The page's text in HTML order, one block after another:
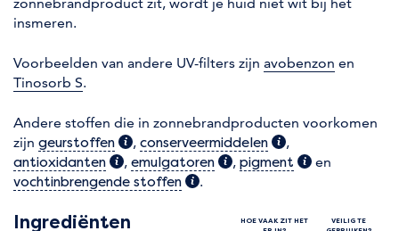
insmeren.
Voorbeelden van andere UV-filters zijn avobenzon en
Tinosorb S.
Andere stoffen die in zonnebrandproducten voorkomen
zijn geurstoffen (extra informatie)
, conserveermiddelen (extra informatie)
,
antioxidanten (extra informatie)
, emulgatoren (extra informatie)
, pigment (extra
en
vochtinbrengende stoffen (extra informatie)
.
Ingrediënten
HOE VAAK ZIT HET
VEILIG TE